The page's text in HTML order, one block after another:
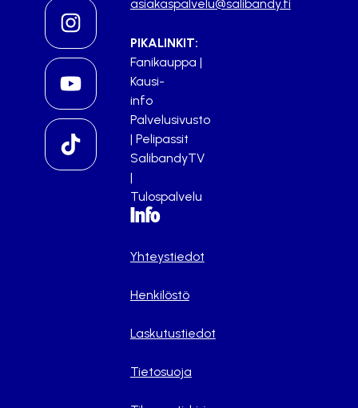
asiakaspalvelu@salibandy.fi
PIKALINKIT:
Fanikauppa |
Kausi-
info
Palvelusivusto
| Pelipassit
SalibandyTV
|
Tulospalvelu
Info
Yhteystiedot
Henkilöstö
Laskutustiedot
Tietosuoja